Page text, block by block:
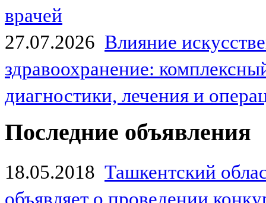
врачей
27.07.2026 Влияние
здравоохранение:
диагностики, лечения и
Последние объявления
18.05.2018 Ташкентский